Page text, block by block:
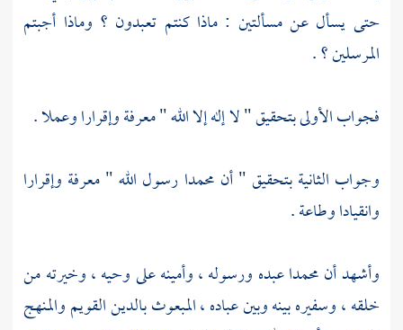
حتى يسأل عن مسألتين : ماذا كنتم تعبدون ؟ وماذا أجبتم
المرسلين ؟ .
فجواب الأولى بتحقيق " لا إله إلا الله " معرفة وإقرارا وعملا .
وجواب الثانية بتحقيق " أن محمدا رسول الله " معرفة وإقرارا
وانقيادا وطاعة .
وأشهد أنمحمداعبده ورسوله ، وأمينه على وحيه ، وخيرته من
خلقه ، وسفيره بينه وبين عباده ، المبعوث بالدين القويم والمنهج